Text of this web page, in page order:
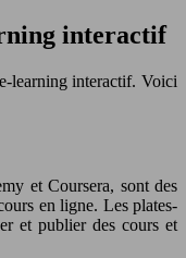
interactif
learning interactif. Voici
et Coursera, sont des
en ligne. Les plates-
et publier des cours et